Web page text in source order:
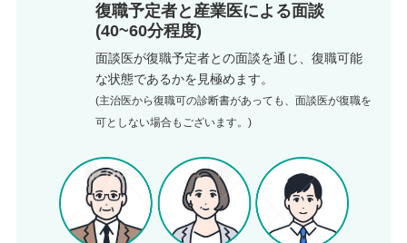
復職予定者と産業医による面談
(40~60分程度)
面談医が復職予定者との面談を通じ、復職可能
な状態であるかを見極めます。
(主治医から復職可の診断書があっても、面談医が復職を
可としない場合もございます。)